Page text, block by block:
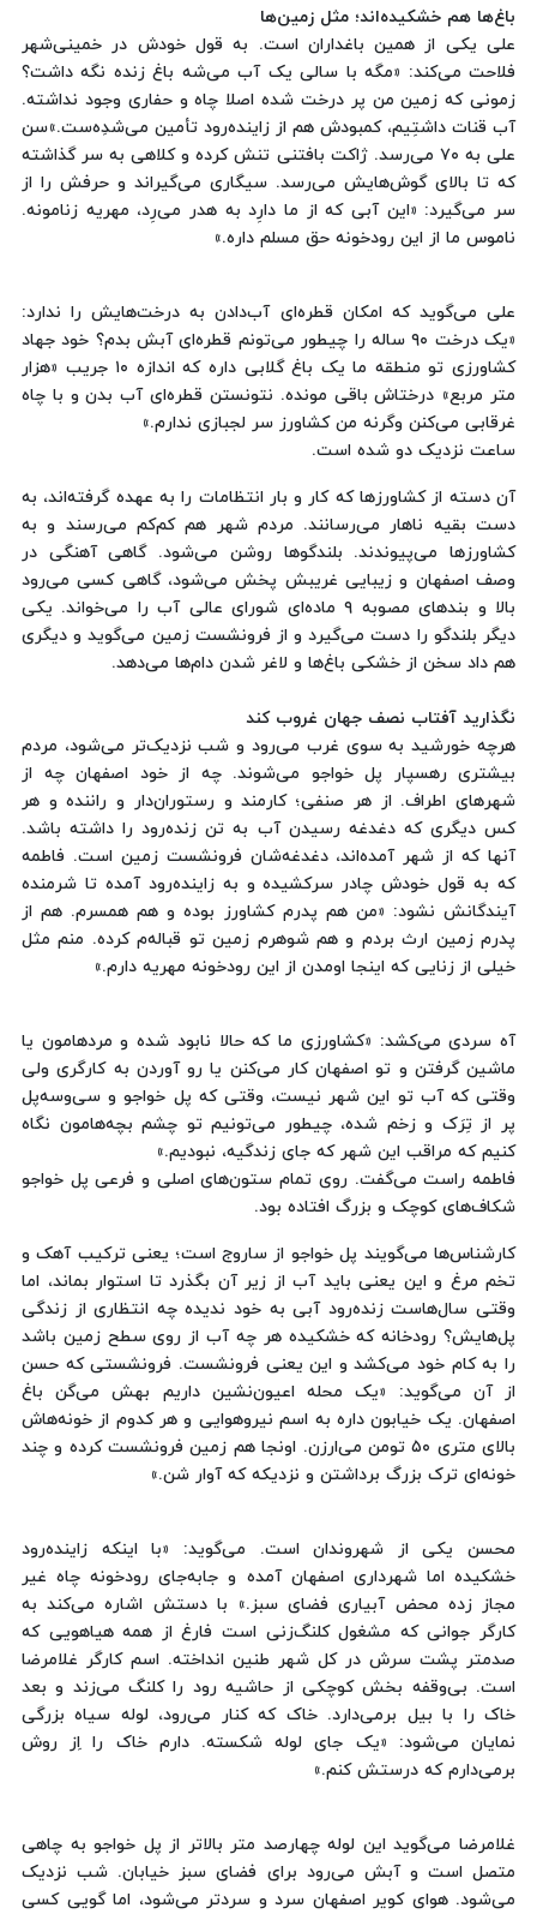
باغ‌ها هم خشکیده‌اند؛ مثل زمین‌ها
علی یکی از همین باغداران است. به قول خودش در خمینی‌شهر
فلاحت می‌کند: «مگه با سالی یک آب می‌شه باغ زنده نگه داشت؟
زمونی که زمین من پر درخت شده اصلا چاه و حفاری وجود نداشته.
آب قنات داشتِیم، کمبودش هم از زاینده‌رود تأمین می‌شدِه‌ست.»سن
علی به ٧٠ می‌رسد. ژاکت بافتنی تنش کرده و کلاهی به سر گذاشته
که تا بالای گوش‌هایش می‌رسد. سیگاری می‌گیراند و حرفش را از
سر می‌گیرد: «این آبی که از ما دارِد به هدر می‌رِد، مهریه زنامونه.
ناموس ما از این رودخونه حق مسلم داره.»
علی می‌گوید که امکان قطره‌ای آب‌دادن به درخت‌هایش را ندارد:
«یک درخت ٩٠ ساله را چیطور می‌تونم قطره‌ای آبش بدم؟ خود جهاد
کشاورزی تو منطقه ما یک باغ گلابی داره که اندازه ١٠ جریب «هزار
متر مربع» درختاش باقی مونده. نتونستن قطره‌ای آب بدن و با چاه
غرقابی می‌کنن وگرنه من کشاورز سر لجبازی ندارم.»
ساعت نزدیک دو شده است.
آن‌ دسته از کشاورزها که کار و بار انتظامات را به عهده گرفته‌اند، به
دست بقیه ناهار می‌رسانند. مردم شهر هم کم‌کم می‌رسند و به
کشاورزها می‌پیوندند. بلندگوها روشن می‌شود. گاهی آهنگی در
وصف اصفهان و زیبایی غریبش پخش می‌شود، گاهی کسی می‌رود
بالا و بندهای مصوبه ٩ ماده‌ای شورای عالی آب را می‌خواند. یکی
دیگر بلندگو را دست می‌گیرد و از فرونشست زمین می‌گوید و دیگری
هم داد سخن از خشکی باغ‌ها و لاغر شدن دام‌ها می‌دهد.
نگذارید آفتاب نصف جهان غروب کند
هرچه خورشید به سوی غرب می‌رود و شب نزدیک‌تر می‌شود، مردم
بیشتری رهسپار پل خواجو می‌شوند. چه از خود اصفهان چه از
شهرهای اطراف. از هر صنفی؛ کارمند و رستوران‌دار و راننده و هر
کس دیگری که دغدغه رسیدن آب به تن زنده‌رود را داشته باشد.
آنها که از شهر آمده‌اند، دغدغه‌شان فرونشست زمین است. فاطمه
که به قول خودش چادر سرکشیده و به زاینده‌رود آمده تا شرمنده
آیندگانش نشود: «من هم پدرم کشاورز بوده و هم همسرم. هم از
پدرم زمین ارث بردم و هم شوهرم زمین تو قباله‌م کرده. منم مثل
خیلی از زنایی که اینجا اومدن از این رودخونه مهریه دارم.»
آه سردی می‌کشد: «کشاورزی ما که حالا نابود شده و مردهامون یا
ماشین گرفتن و تو اصفهان کار می‌کنن یا رو آوردن به کارگری ولی
وقتی که آب تو این شهر نیست، وقتی که پل خواجو و سی‌وسه‌پل
پر از تِرَک و زخم شده، چیطور می‌تونیم تو چشم بچه‌هامون نگاه
کنیم که مراقب این شهر که جای زندگیه، نبودیم.»
فاطمه راست می‌گفت. روی تمام ستون‌های اصلی و فرعی پل خواجو
شکاف‌های کوچک و بزرگ افتاده بود.
کارشناس‌ها می‌گویند پل خواجو از ساروج است؛ یعنی ترکیب آهک و
تخم مرغ و این یعنی باید آب از زیر آن بگذرد تا استوار بماند، اما
وقتی سال‌هاست زنده‌رود آبی به خود ندیده چه انتظاری از زندگی
پل‌هایش؟ رودخانه که خشکیده هر چه آب از روی سطح زمین باشد
را به کام خود می‌کشد و این یعنی فرونشست. فرونشستی که حسن
از آن می‌گوید: «یک محله اعیون‌نشین داریم بهش می‌گن باغ
اصفهان. یک خیابون داره به اسم نیروهوایی و هر کدوم از خونه‌هاش
بالای متری ٥٠ تومن می‌ارزن. اونجا هم زمین فرونشست کرده و چند
خونه‌ای ترک بزرگ برداشتن و نزدیکه که آوار شن.»
محسن یکی از شهروندان است. می‌گوید: «با اینکه زاینده‌رود
خشکیده اما شهرداری اصفهان آمده و جابه‌جای رودخونه چاه غیر
مجاز زده محض آبیاری فضای سبز.» با دستش اشاره می‌کند به
کارگر جوانی که مشغول کلنگ‌زنی است فارغ از همه هیاهویی که
صدمتر پشت سرش در کل شهر طنین انداخته. اسم کارگر غلامرضا
است. بی‌وقفه بخش کوچکی از حاشیه رود را کلنگ می‌زند و بعد
خاک را با بیل برمی‌دارد. خاک که کنار می‌رود، لوله سیاه بزرگی
نمایان می‌شود: «یک جای لوله شکسته. دارم خاک را اِز روش
برمی‌دارم که درستش کنم.»
غلامرضا می‌گوید این لوله چهارصد متر بالاتر از پل خواجو به چاهی
متصل است و آبش می‌رود برای فضای سبز خیابان. شب نزدیک‌
می‌شود. هوای کویر اصفهان سرد و سردتر می‌شود، اما گویی کسی